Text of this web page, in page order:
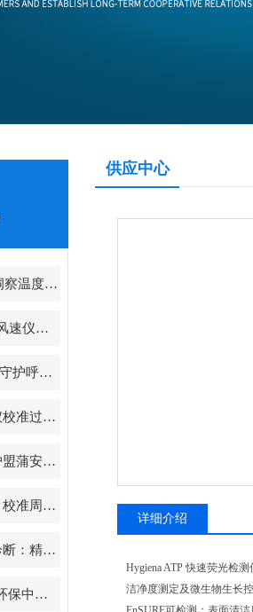
CEM红外热像仪：洞察温度的视觉先锋
揭秘热式传感：TSI风速仪如何实现低风速下的高精度测量
PM2.5粉尘监测仪：守护呼吸健康的“空气哨兵”
如何解决凯特水分仪校准过程中常见问题？
如何正确校准与维护盟蒲安气体检测仪？
赛多利斯电子天平：校准周期设定与期间核查方法
奥豪斯电子天平自诊断：精准测量背后的故障预警守护
AII氧分析仪在节能环保中的作用
供应中心
详细介绍
Hygiena ATP 快速荧光检
洁净度测定及微生物生长